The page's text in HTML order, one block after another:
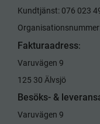
Kundtjänst: 076 023
Fakturaadress:
Varuvägen 9
125 30 Älvsjö
Besöks- &
Varuvägen 9